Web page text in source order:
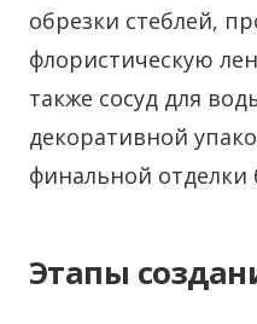
обрезки стеблей,
флористическую
также сосуд для
декоративной
финальной отделки
Этапы